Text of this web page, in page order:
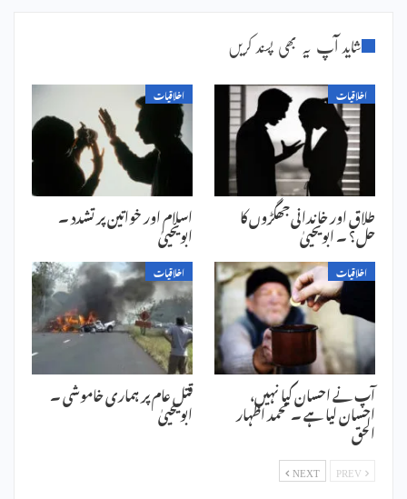
شاید آپ یہ بھی پسند کریں
اخلاقیات
طلاق اور خاندانی جھگڑوں کا
حل؟ ۔ ابویحییٰ
اخلاقیات
اسلام اور خواتین پر تشدد ۔
ابویحییٰ
اخلاقیات
آپ نے احسان کیا نہیں،
احسان لیا ہے ۔ محمد اظہار
الحق
اخلاقیات
قتل عام پر ہماری خاموشی ۔
ابویحییٰ
NEXT